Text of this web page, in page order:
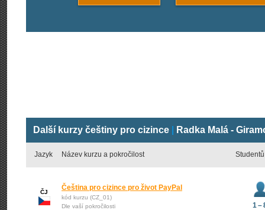
Další kurzy češtiny pro cizince Radka Malá -
Jazyk Název kurzu a pokročilost Studentů
ČJ
Čeština pro cizince pro život PayPal
kód kurzu (CZ_01)
Dle vaší pokročilosti
1 –